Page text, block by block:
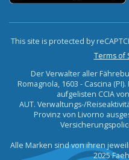
This site is protected by
Terms of
Der Verwalter aller
Romagnola, 1603 - Cascina
aufgelisten CCIA
AUT. Verwaltungs-/
Provinz von Livorno
Alle Marken sind von ihren
2025